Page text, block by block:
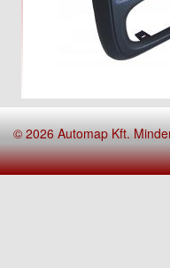
© 2026 Automap Kft.